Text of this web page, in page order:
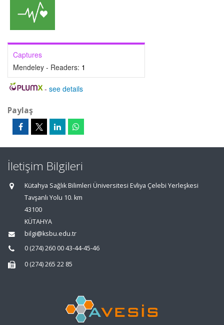
Captures
Mendeley - Readers: 1
- see details
Paylaş
İletişim Bilgileri
Kütahya Sağlık Bilimleri Üniversitesi Evliya Çelebi Yerleşkesi
Tavşanlı Yolu 10. km
43100
KÜTAHYA
bilgi@ksbu.edu.tr
0 (274) 260 00 43-44-45-46
0 (274) 265 22 85